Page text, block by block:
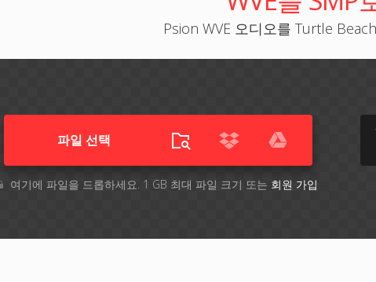
Psion WVE 오디오를 Turtle
파일 선택
여기에 파일을 드롭하세요. 1 GB 최대 파일 크기 또는 회원 가입